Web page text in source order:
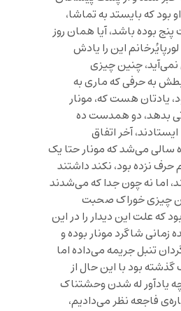
بود که بایستد به تماشا،
بوده باشد، آیا همان روز
این را یادش
چنین چیزی
به حرفی که ماری به
یادتان هست که، مونار
بدهد، دو همدست ده‌
آخر اتفاق
سالی می‌شد که مونار حتا یک
حرف نزده بود، نکند داشتند
اما نه چون جدا که می‌شدند
چیزی خوراک صحبت
که علت این دیدار را در این
زمانی شاگرد مونار بوده و
تنبل‌ جریمه می‌داده اما
بود با این حال از
یادآور له شدن وحشتناک
فاجعه نظر می‌دادیم،